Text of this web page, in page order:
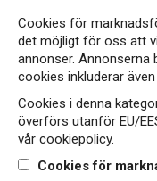
Cookies för
det möjligt för oss att
annonser. Annonserna
cookies inkluderar
Cookies i denna
överförs utanför EU/
vår cookiepolicy.
Cookies för